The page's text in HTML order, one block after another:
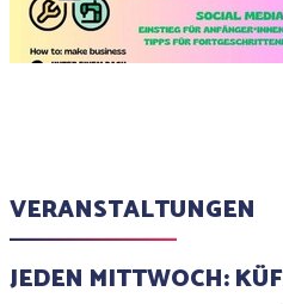
VERANSTALTUNGEN
JEDEN MITTWOCH: